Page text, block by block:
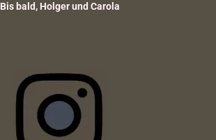
Bis bald, Holger und Carola